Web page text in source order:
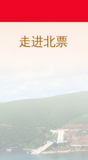
走进北票